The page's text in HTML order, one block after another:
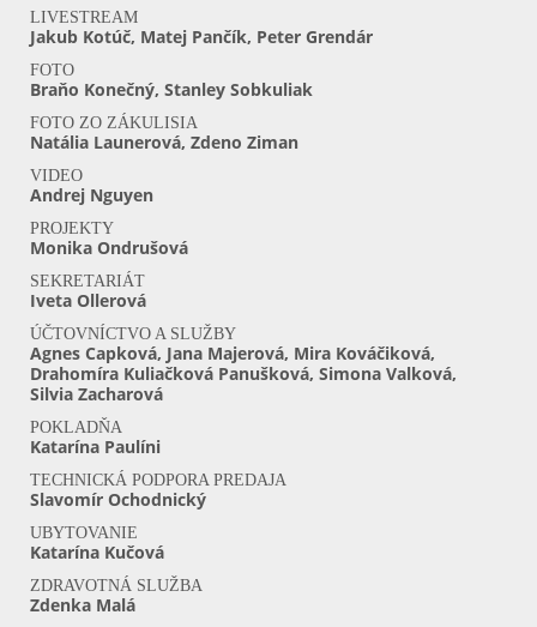
LIVESTREAM
Jakub Kotúč, Matej Pančík, Peter Grendár
FOTO
Braňo Konečný, Stanley Sobkuliak
FOTO ZO ZÁKULISIA
Natália Launerová, Zdeno Ziman
VIDEO
Andrej Nguyen
PROJEKTY
Monika Ondrušová
SEKRETARIÁT
Iveta Ollerová
ÚČTOVNÍCTVO A SLUŽBY
Agnes Capková, Jana Majerová, Mira Kováčiková,
Drahomíra Kuliačková Panušková, Simona Valková,
Silvia Zacharová
POKLADŇA
Katarína Paulíni
TECHNICKÁ PODPORA PREDAJA
Slavomír Ochodnický
UBYTOVANIE
Katarína Kučová
ZDRAVOTNÁ SLUŽBA
Zdenka Malá